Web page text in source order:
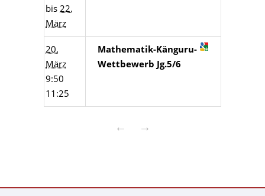
bis 22.
März
20.
März
9:50
11:25
Mathematik-Känguru-
Wettbewerb Jg.5/6
← →